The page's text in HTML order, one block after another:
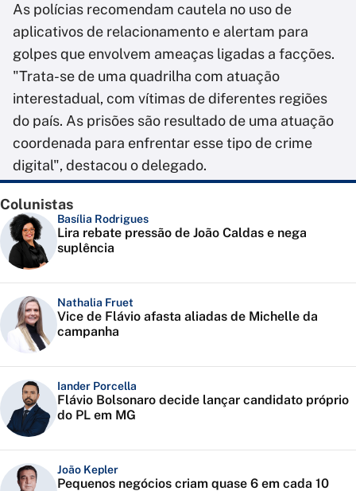
As polícias recomendam cautela no uso de
aplicativos de relacionamento e alertam para
golpes que envolvem ameaças ligadas a facções.
"Trata-se de uma quadrilha com atuação
interestadual, com vítimas de diferentes regiões
do país. As prisões são resultado de uma atuação
coordenada para enfrentar esse tipo de crime
digital", destacou o delegado.
Colunistas
Basília Rodrigues
Lira rebate pressão de João Caldas e nega
suplência
Nathalia Fruet
Vice de Flávio afasta aliadas de Michelle da
campanha
Iander Porcella
Flávio Bolsonaro decide lançar candidato próprio
do PL em MG
João Kepler
Pequenos negócios criam quase 6 em cada 10